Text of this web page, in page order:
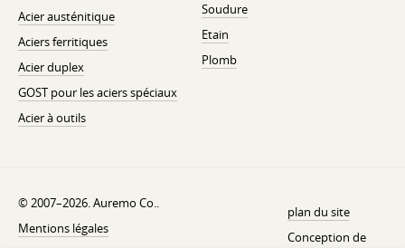
Acier austénitique
Aciers ferritiques
Acier duplex
GOST pour les aciers spéciaux
Acier à outils
Soudure
Etain
Plomb
© 2007–2026. Auremo Co..
Mentions légales
plan du site
Conception de